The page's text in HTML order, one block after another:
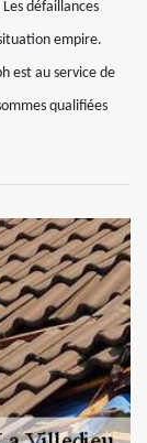
défaillances
empire.
est au service de
qualifiées